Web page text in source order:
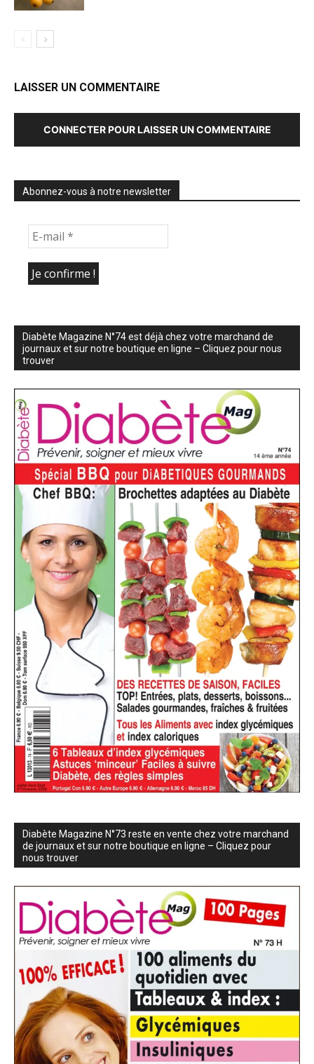
LAISSER UN COMMENTAIRE
CONNECTER POUR LAISSER UN COMMENTAIRE
Abonnez-vous à notre newsletter
Diabète Magazine N°74 est déjà chez votre marchand de
journaux et sur notre boutique en ligne – Cliquez pour nous
trouver
Diabète Magazine N°73 reste en vente chez votre marchand
de journaux et sur notre boutique en ligne – Cliquez pour
nous trouver